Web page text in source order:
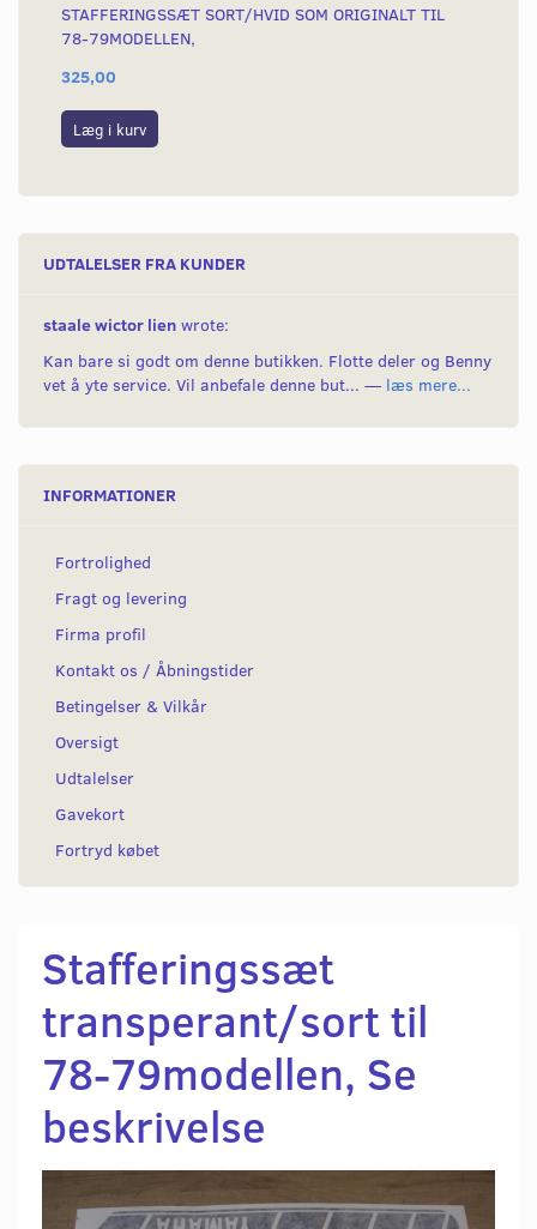
STAFFERINGSSÆT SORT/HVID SOM ORIGINALT TIL
78-79MODELLEN,
325,00
Læg i kurv
UDTALELSER FRA KUNDER
staale wictor lien wrote:
Kan bare si godt om denne butikken. Flotte deler og Benny
vet å yte service. Vil anbefale denne but... — læs mere...
INFORMATIONER
Fortrolighed
Fragt og levering
Firma profil
Kontakt os / Åbningstider
Betingelser & Vilkår
Oversigt
Udtalelser
Gavekort
Fortryd købet
Stafferingssæt
transperant/sort til
78-79modellen, Se
beskrivelse